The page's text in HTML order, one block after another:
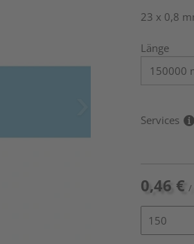
23 x 0,8
Länge
Services
0,46 € /